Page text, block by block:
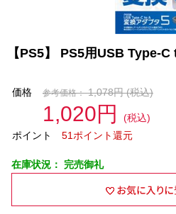
【PS5】 PS5用USB Type-
価格 参考価格： 1,078円(税込)
1,020円
(税込)
ポイント
51ポイント還元
在庫状況： 完売御礼